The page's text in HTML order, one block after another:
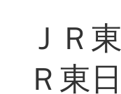
ＪＲ
Ｒ東